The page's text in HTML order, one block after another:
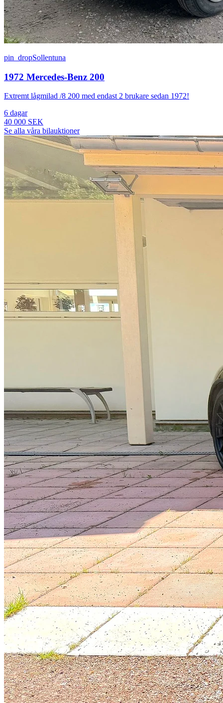
pin_dropSollentuna
1972 Mercedes-Benz 200
Extremt lågmilad /8 200 med endast 2 brukare sedan 1972!
6 dagar
40 000 SEK
Se alla våra bilauktioner